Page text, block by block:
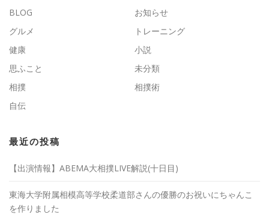
BLOG
お知らせ
グルメ
トレーニング
健康
小説
思ふこと
未分類
相撲
相撲術
自伝
最近の投稿
【出演情報】ABEMA大相撲LIVE解説(十日目)
東海大学附属相模高等学校柔道部さんの優勝のお祝いにちゃんこ
を作りました